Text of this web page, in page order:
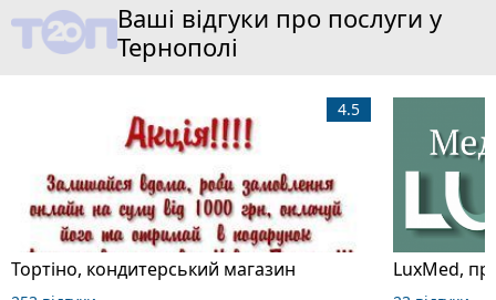
Ваші відгуки про послуги у
Тернополі
Тортіно, кондитерський магазин
4.5
LuxMed,